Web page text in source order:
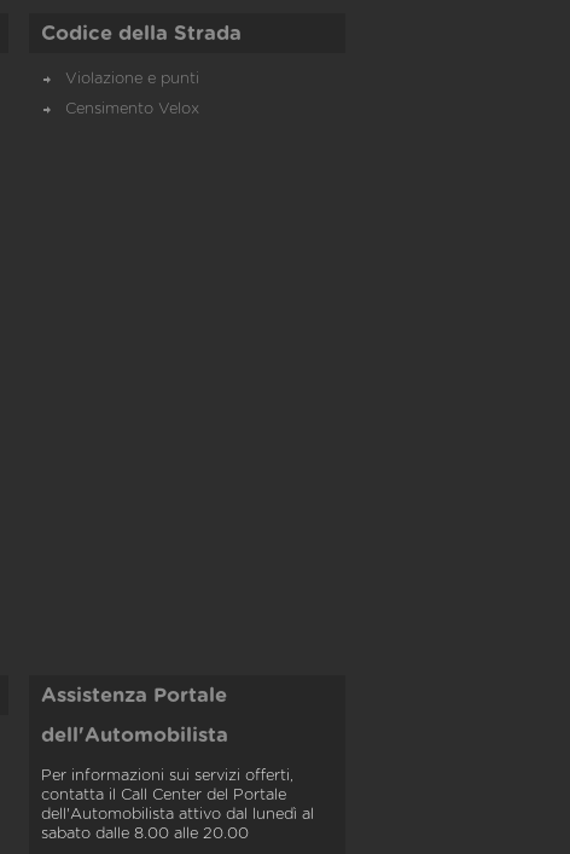
Codice della Strada
Violazione e punti
Censimento Velox
Assistenza Portale
dell'Automobilista
Per informazioni sui servizi offerti,
contatta il Call Center del Portale
dell'Automobilista attivo dal lunedì al
sabato dalle 8.00 alle 20.00